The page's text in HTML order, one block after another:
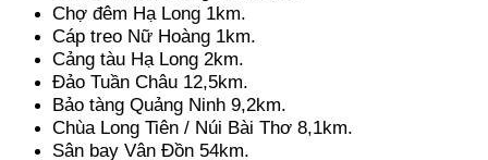
Chợ đêm Hạ Long 1km.
Cáp treo Nữ Hoàng 1km.
Cảng tàu Hạ Long 2km.
Đảo Tuần Châu 12,5km.
Bảo tàng Quảng Ninh 9,2km.
Chùa Long Tiên / Núi Bài Thơ 8,1km.
Sân bay Vân Đồn 54km.